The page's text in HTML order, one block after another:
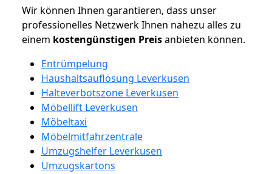
Wir können Ihnen garantieren, dass unser
professionelles Netzwerk Ihnen nahezu alles zu
einem kostengünstigen Preisanbieten können.
Entrümpelung
Haushaltsauflösung Leverkusen
Halteverbotszone Leverkusen
Möbellift Leverkusen
Möbeltaxi
Möbelmitfahrzentrale
Umzugshelfer Leverkusen
Umzugskartons